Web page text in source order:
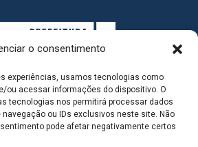
o consentimento
experiências, usamos tecnologias como
ou acessar informações do dispositivo. O
tecnologias nos permitirá processar dados
ou IDs exclusivos neste site. Não
pode afetar negativamente certos